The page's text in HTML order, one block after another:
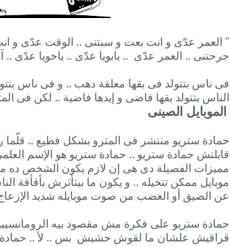
" العمر عدّى و انت بعت و سبتنى .. الوقت عدّى و
جرحتنى .. العمر عدّى .. يابويا عدّى .. ياخويا عدّى ..
فى ناس بتتولد فى بقها معلقة دهب .. و فى ناس
الناس بتتولد بقها فاضى و إيدها فاضية .. لكن فى
الموبايل الصينى
حمادة ستريو منتشر فى المترو بشكل فظيع .. قلّما
قابلتش حمادة ستريو .. حمادة ستريو هو الإسم
مميزات الفصيلة دى هى إن لازم يكون الشخص ده
موبايل ممكن تتخيله .. و يكون ما بيتأثرش بأفأفة
عن الضيق أو الغضب من صوت موبايله شديد
حمادة ستريو على فكرة مش مقصود بيه
قراقيش علشان ما لقوش حشيش بس .. لأ .. حمادة